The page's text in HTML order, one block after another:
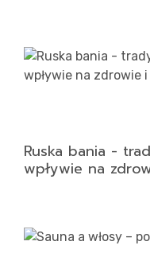
Ruska bania -
wpływie na